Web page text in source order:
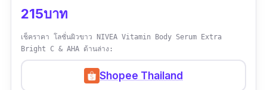
215บาท
เช็คราคา โลชั่นผิวขาว NIVEA Vitamin Body Serum Extra
Bright C & AHA ด้านล่าง:
Shopee Thailand